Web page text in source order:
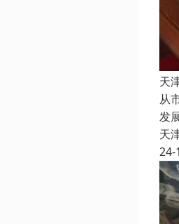
天
从
发
天
24-